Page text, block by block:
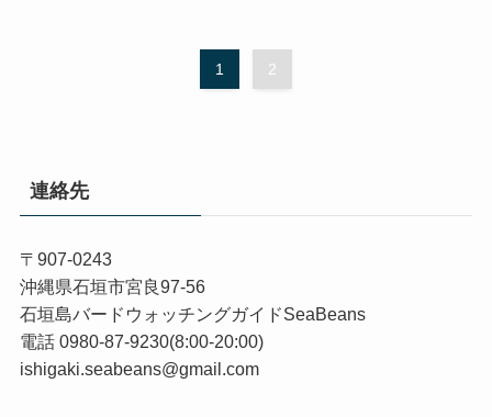
1 2
連絡先
〒907-0243
沖縄県石垣市宮良97-56
石垣島バードウォッチングガイドSeaBeans
電話 0980-87-9230(8:00-20:00)
ishigaki.seabeans@gmail.com